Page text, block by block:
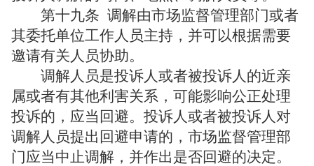
第十九条 调解由市场监督管理部门或者
其委托单位工作人员主持，并可以根据需要
邀请有关人员协助。
调解人员是投诉人或者被投诉人的近亲
属或者有其他利害关系，可能影响公正处理
投诉的，应当回避。投诉人或者被投诉人对
调解人员提出回避申请的，市场监督管理部
门应当中止调解，并作出是否回避的决定。